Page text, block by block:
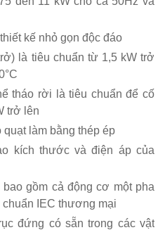
kế nhỏ gọn độc đáo
là tiêu chuẩn từ 1,5 kW trở
tháo rời là tiêu chuẩn để cố
trở lên
làm bằng thép ép
kích thước và điện áp của
gồm cả động cơ một pha
IEC thương mại
đứng có sẵn trong các vật